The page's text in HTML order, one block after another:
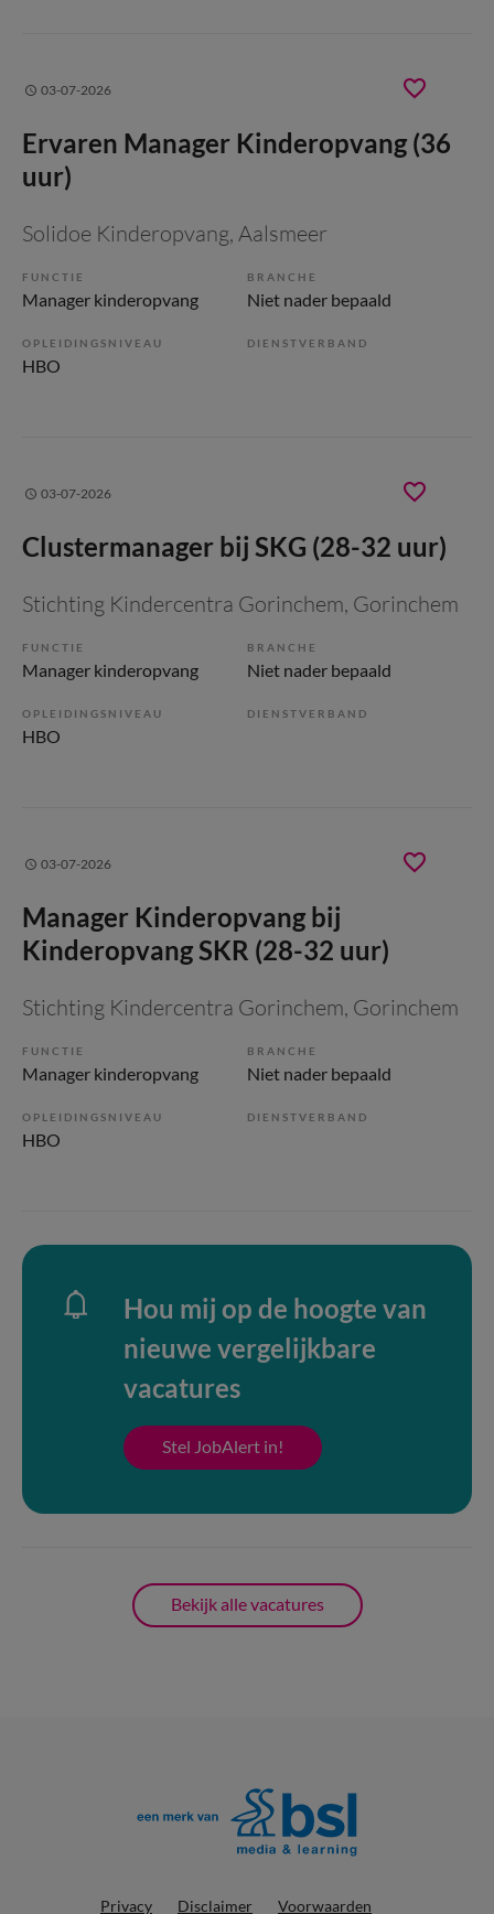
03-07-2026
Ervaren Manager Kinderopvang (36
uur)
Solidoe Kinderopvang, Aalsmeer
FUNCTIE
Manager kinderopvang
BRANCHE
Niet nader bepaald
OPLEIDINGSNIVEAU
HBO
DIENSTVERBAND
03-07-2026
Clustermanager bij SKG (28-32 uur)
Stichting Kindercentra Gorinchem, Gorinchem
FUNCTIE
Manager kinderopvang
BRANCHE
Niet nader bepaald
OPLEIDINGSNIVEAU
HBO
DIENSTVERBAND
03-07-2026
Manager Kinderopvang bij
Kinderopvang SKR (28-32 uur)
Stichting Kindercentra Gorinchem, Gorinchem
FUNCTIE
Manager kinderopvang
BRANCHE
Niet nader bepaald
OPLEIDINGSNIVEAU
HBO
DIENSTVERBAND
Hou mij op de hoogte van
nieuwe vergelijkbare
vacatures
Stel JobAlert in!
Bekijk alle vacatures
Privacy Disclaimer Voorwaarden